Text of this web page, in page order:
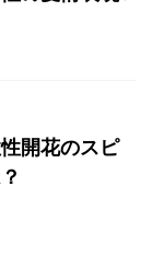
開花のスピ